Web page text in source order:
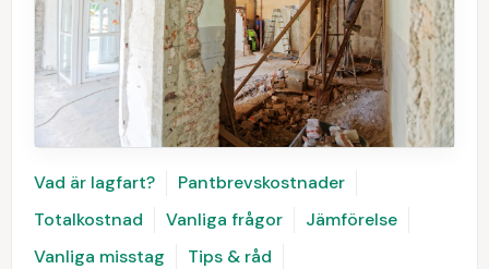
Vad är lagfart?
Pantbrevskostnader
Totalkostnad
Vanliga frågor
Jämförelse
Vanliga misstag
Tips & råd